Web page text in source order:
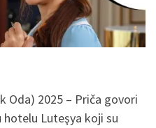
Oda) 2025 – Priča govori
hotelu Luteşya koji su